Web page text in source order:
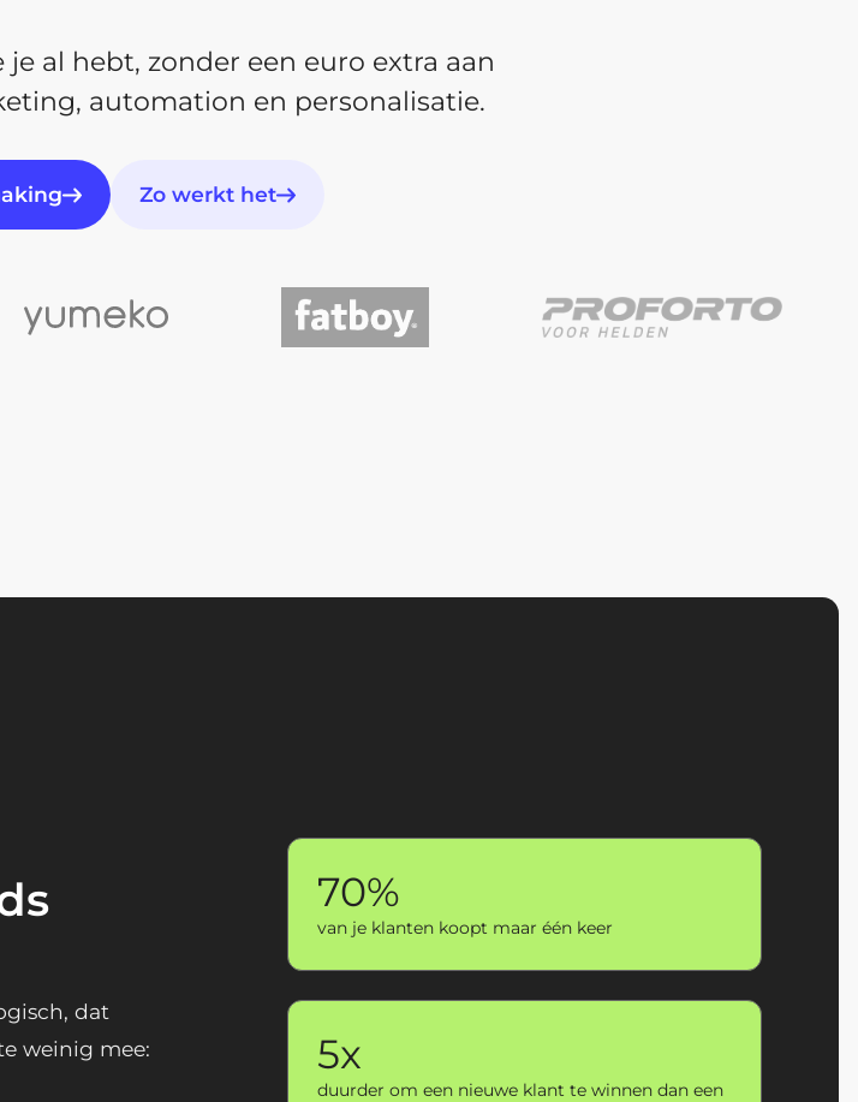
al hebt, zonder een euro extra aan
automation en personalisatie.
Zo werkt het
dat
weinig mee:
70%
van je klanten koopt maar één keer
5x
duurder om een nieuwe klant te winnen dan een